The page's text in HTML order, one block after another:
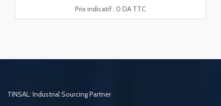
Prix indicatif : 0 DA TTC
TINSAL: Industrial Sourcing Partner